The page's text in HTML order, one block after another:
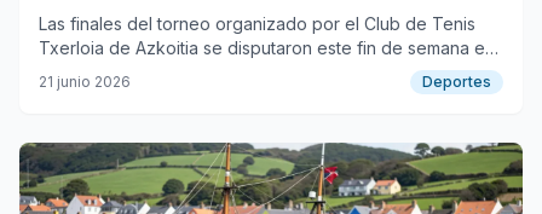
Las finales del torneo organizado por el Club de Tenis
Txerloia de Azkoitia se disputaron este fin de semana en
cinco categorías.
21 junio 2026 Deportes